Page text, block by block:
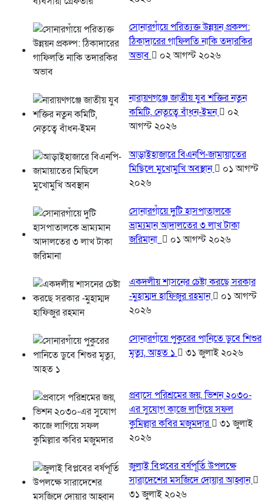
সোনারগাঁয়ে পরিত্যক্ত উন্নয়ন প্রকল্প:
ঠিকাদারের গাফিলতি নাকি তদারকির
অভাব
০২ আগস্ট ২০২৬
নারায়ণগঞ্জে জাতীয় যুব শক্তির নতুন
কমিটি, নেতৃত্বে বাঁধন-ইমন
০২
আগস্ট ২০২৬
আড়াইহাজারে বিএনপি-জামায়াতের
মিছিলে মুখোমুখি অবস্থান
০১ আগস্ট
২০২৬
সোনারগাঁয়ে দুটি হাসপাতালকে
ভ্রাম্যমান আদালতের ৩ লাখ টাকা
জরিমানা
০১ আগস্ট ২০২৬
একদলীয় শাসনের চেষ্টা করছে সরকার
-মুহাম্মদ হাফিজুর রহমান
০১ আগস্ট
২০২৬
সোনারগাঁয়ে পুকুরের পানিতে ডুবে শিশুর
মৃত্যু, আহত ১
৩১ জুলাই ২০২৬
প্রবাসে পরিশ্রমের জয়, ভিশন ২০৩০-
এর সুযোগ কাজে লাগিয়ে সফল
কুমিল্লার কবির মজুমদার
৩১ জুলাই
২০২৬
জুলাই বিপ্লবের বর্ষপূর্তি উপলক্ষে
সারাদেশের মসজিদে দোয়ার আহ্বান
৩১ জুলাই ২০২৬